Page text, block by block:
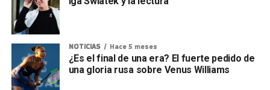
NOTICIAS Hace 5 meses
¿Es el final de una era? El fuerte pedido de
una gloria rusa sobre Venus Williams